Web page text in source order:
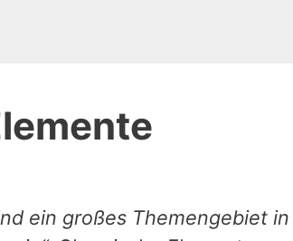
ein großes Themengebiet